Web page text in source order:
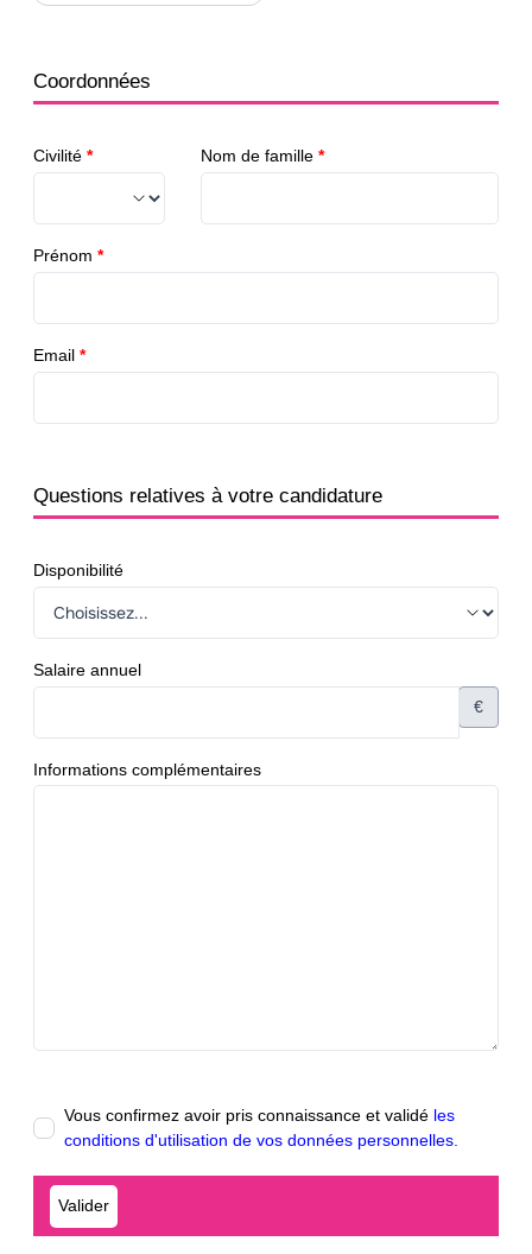
Coordonnées
Civilité * Nom de famille *
Prénom *
Email *
Questions relatives à votre candidature
Disponibilité
Salaire annuel
€
Informations complémentaires
Vous confirmez avoir pris connaissance et validé les
conditions d'utilisation de vos données personnelles.